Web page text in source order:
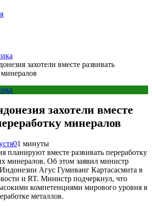
захотели вместе развивать
захотели вместе
минералов
01 минуты
планируют вместе развивать переработку
минералов. Об этом заявил министр
Агус Гумиванг Картасасмита в
и RT. Министр подчеркнул, что
компетенциями мирового уровня в
металлов.